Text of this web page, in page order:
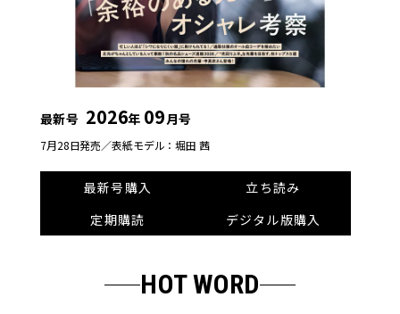
最新号 2026年 09月号
7月28日発売／表紙モデル：堀田 茜
最新号購入
立ち読み
定期購読
デジタル版購入
HOT WORD